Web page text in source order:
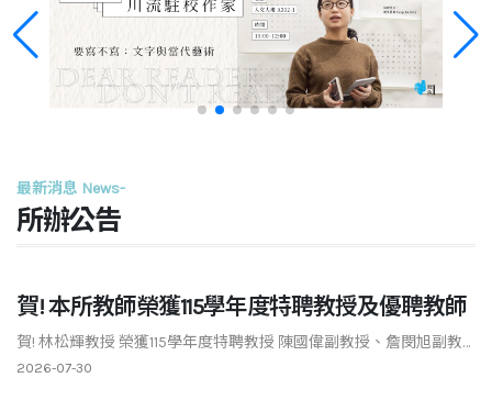
最新消息 News-
所辦公告
賀! 本所教師榮獲115學年度特聘教授及優聘教師
賀! 林松輝教授 榮獲115學年度特聘教授 陳國偉副教授、詹閔旭副教
授 榮獲115學年度優聘教師&n
2026-07-30